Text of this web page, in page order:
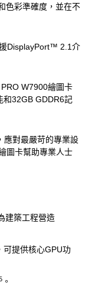
色彩準確度，並在不
DisplayPort™ 2.1介
W7900繪圖卡
和32GB GDDR6記
應對最嚴苛的專業設
圖卡幫助專業人士
建築工程營造
可提供核心GPU功
。